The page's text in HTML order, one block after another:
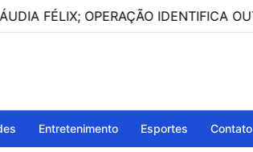
OPERAÇÃO IDENTIFICA OUTROS
Entretenimento Esportes Contato